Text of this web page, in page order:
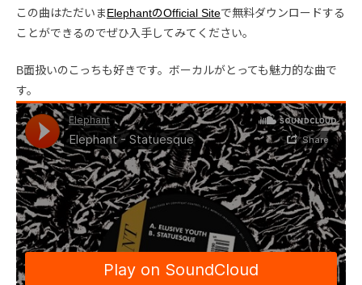
この曲はただいまElephantのOfficial Siteで無料ダウンロードする
ことができるのでぜひ入手してみてください。
B面扱いのこっちも好きです。ボーカルがとっても魅力的な曲で
す。